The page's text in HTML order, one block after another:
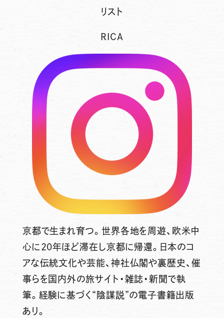
リスト
RICA
京都で生まれ育つ。世界各地を周遊、欧米中
心に20年ほど滞在し京都に帰還。日本のコ
アな伝統文化や芸能、神社仏閣や裏歴史、催
事らを国内外の旅サイト・雑誌・新聞で執
筆。経験に基づく“陰謀説”の電子書籍出版
あり。